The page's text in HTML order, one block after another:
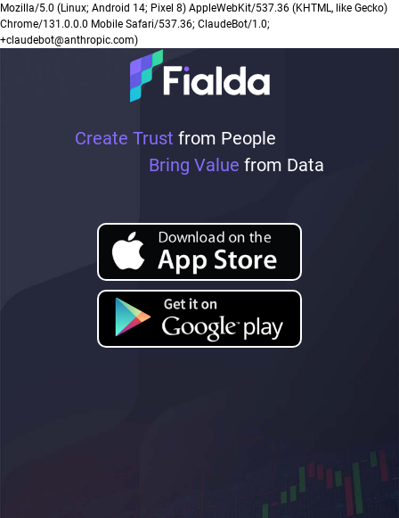
Create Trust from People
Bring Value from Data
Mozilla/5.0 (Linux; Android 14; Pixel 8) AppleWebKit/537.36 (KHTML, like Gecko)
Chrome/131.0.0.0 Mobile Safari/537.36; ClaudeBot/1.0;
+claudebot@anthropic.com)